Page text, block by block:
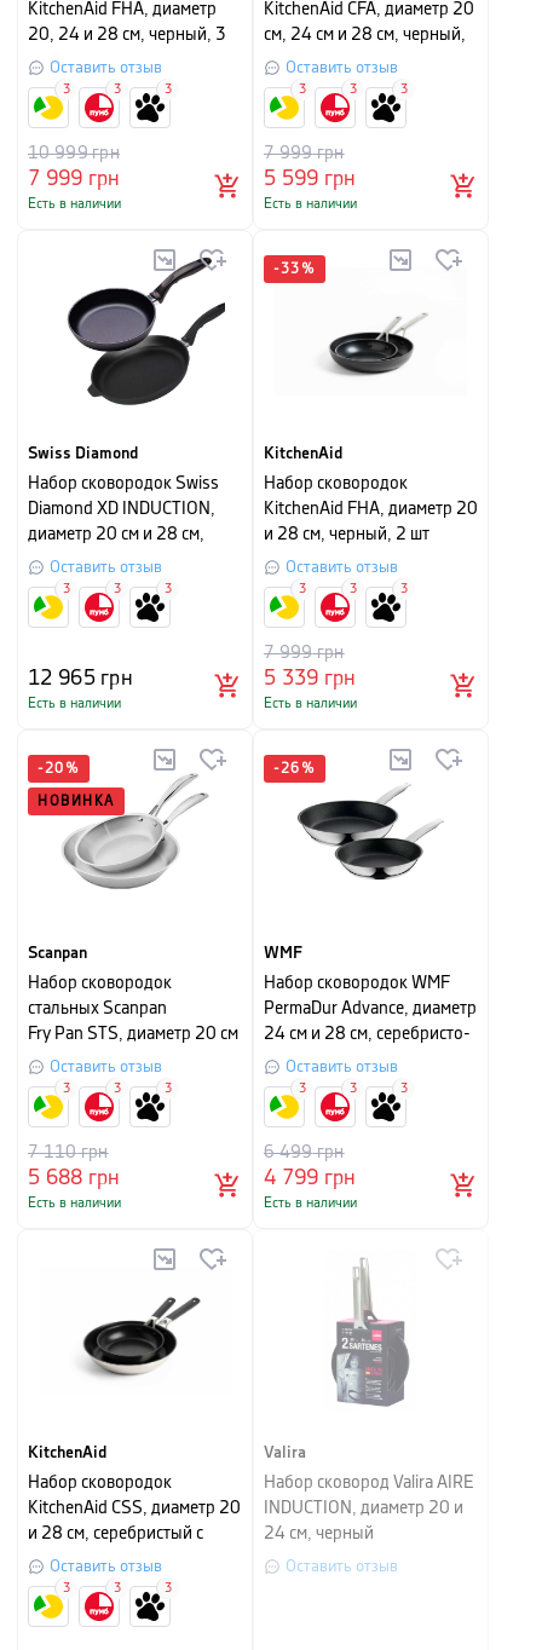
KitchenAid FHA, диаметр
20, 24 и 28 см, черный, 3
шт Оставить отзыв
7 999 грн
10 999грн
Есть в наличии
3 3 3
KitchenAid CFA, диаметр 20
см, 24 см и 28 см, черный,
3 штОставить отзыв
5 599 грн
7 999грн
Есть в наличии
3 3 3
Swiss Diamond
Набор сковородок Swiss
Diamond XD INDUCTION,
диаметр 20 см и 28 см,
черный
Оставить отзыв
12 965грн
Есть в наличии
3 3 3
-33 %
KitchenAid
Набор сковородок
KitchenAid FHA, диаметр 20
и 28 см, черный, 2 шт
Оставить отзыв
5 339 грн
7 999грн
Есть в наличии
3 3 3
-20 %
НОВИНКА
Scanpan
Набор сковородок
стальных Scanpan
Fry Pan STS, диаметр 20 см
и 28 см, серебристый
Оставить отзыв
5 688 грн
7 110грн
Есть в наличии
3 3 3
-26 %
WMF
Набор сковородок WMF
PermaDur Advance, диаметр
24 см и 28 см, серебристо-
черный, 2 шт
Оставить отзыв
4 799 грн
6 499грн
Есть в наличии
3 3 3
KitchenAid
Набор сковородок
KitchenAid CSS, диаметр 20
и 28 см, серебристый с
черным, 2 шт
Оставить отзыв
3 3 3
Valira
Набор сковород Valira AIRE
INDUCTION, диаметр 20 и
24 см, черный
Оставить отзыв